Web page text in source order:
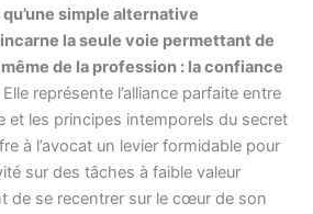
simple alternative
la seule voie permettant de
de la profession : la confiance
Elle représente l’alliance parfaite entre
et les principes intemporels du secret
à l’avocat un levier formidable pour
sur des tâches à faible valeur
de se recentrer sur le cœur de son